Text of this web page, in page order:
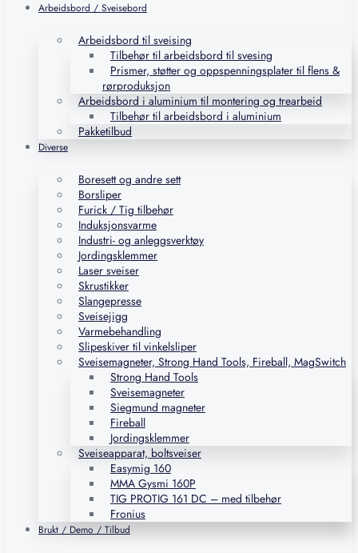
Arbeidsbord / Sveisebord
Arbeidsbord til sveising
Tilbehør til arbeidsbord til svesing
Prismer, støtter og oppspenningsplater til flens &
rørproduksjon
Arbeidsbord i aluminium til montering og trearbeid
Tilbehør til arbeidsbord i aluminium
Pakketilbud
Diverse
Boresett og andre sett
Borsliper
Furick / Tig tilbehør
Induksjonsvarme
Industri- og anleggsverktøy
Jordingsklemmer
Laser sveiser
Skrustikker
Slangepresse
Sveisejigg
Varmebehandling
Slipeskiver til vinkelsliper
Sveisemagneter, Strong Hand Tools, Fireball, MagSwitch
Strong Hand Tools
Sveisemagneter
Siegmund magneter
Fireball
Jordingsklemmer
Sveiseapparat, boltsveiser
Easymig 160
MMA Gysmi 160P
TIG PROTIG 161 DC – med tilbehør
Fronius
Brukt / Demo / Tilbud